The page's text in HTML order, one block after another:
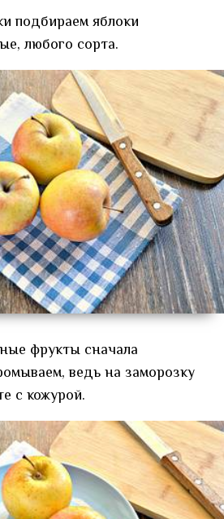
подбираем яблоки
любого сорта.
фрукты сначала
ведь на заморозку
с кожурой.